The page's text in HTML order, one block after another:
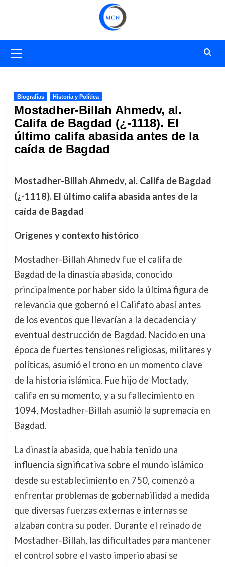
primario
Biografías Historia y Política
Mostadher-Billah Ahmedv, al.
Califa de Bagdad (¿-1118). El
último califa abasida antes de la
caída de Bagdad
Mostadher-Billah Ahmedv, al. Califa de Bagdad
(¿-1118). El último califa abasida antes de la
caída de Bagdad
Orígenes y contexto histórico
Mostadher-Billah Ahmedv fue el califa de
Bagdad de la dinastía abasida, conocido
principalmente por haber sido la última figura de
relevancia que gobernó el Califato abasí antes
de los eventos que llevarían a la decadencia y
eventual destrucción de Bagdad. Nacido en una
época de fuertes tensiones religiosas, militares y
políticas, asumió el trono en un momento clave
de la historia islámica. Fue hijo de Moctady,
califa en su momento, y a su fallecimiento en
1094, Mostadher-Billah asumió la supremacía en
Bagdad.
La dinastía abasida, que había tenido una
influencia significativa sobre el mundo islámico
desde su establecimiento en 750, comenzó a
enfrentar problemas de gobernabilidad a medida
que diversas fuerzas externas e internas se
alzaban contra su poder. Durante el reinado de
Mostadher-Billah, las dificultades para mantener
el control sobre el vasto imperio abasí se